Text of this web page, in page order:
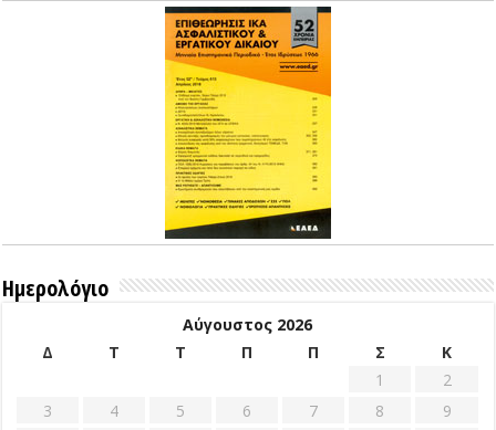
Ημερολόγιο
Αύγουστος 2026
Δ
Τ Τ Π Π Σ
Κ
1
2
3
4 5 6 7 8
9